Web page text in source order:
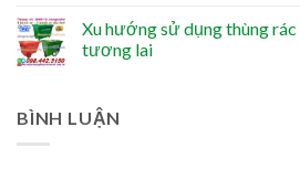
Xu hướng sử dụng thùng
tương lai
BÌNH LUẬN